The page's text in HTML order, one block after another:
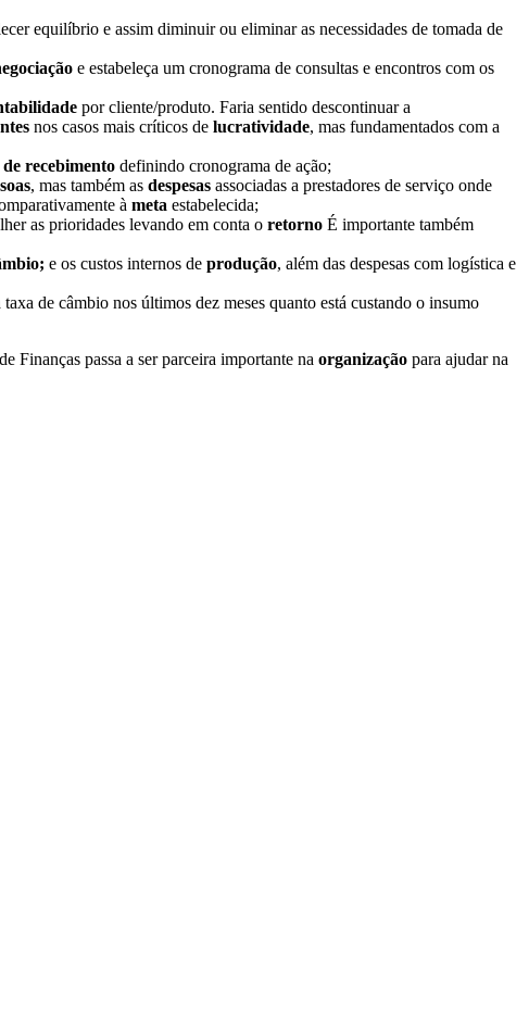
equilíbrio e assim diminuir ou eliminar as necessidades de tomada de
e estabeleça um cronograma de consultas e encontros com os
por cliente/produto. Faria sentido descontinuar a
nos casos mais críticos de lucratividade, mas fundamentados com a
recebimento definindo cronograma de ação;
, mas também as despesas associadas a prestadores de serviço onde
à meta estabelecida;
as prioridades levando em conta o retorno É importante também
e os custos internos de produção, além das despesas com logística e
de câmbio nos últimos dez meses quanto está custando o insumo
Finanças passa a ser parceira importante na organização para ajudar na